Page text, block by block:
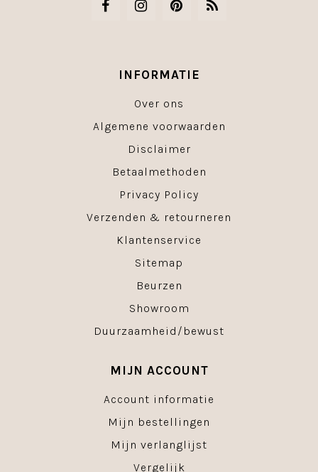
INFORMATIE
Over ons
Algemene voorwaarden
Disclaimer
Betaalmethoden
Privacy Policy
Verzenden & retourneren
Klantenservice
Sitemap
Beurzen
Showroom
Duurzaamheid/bewust
MIJN ACCOUNT
Account informatie
Mijn bestellingen
Mijn verlanglijst
Vergelijk